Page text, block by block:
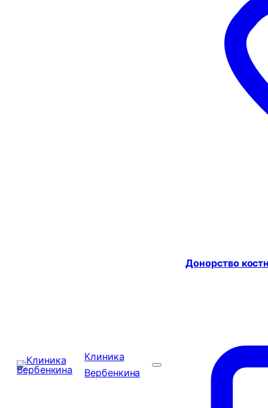
Клиника
Вербенкина
Донорство